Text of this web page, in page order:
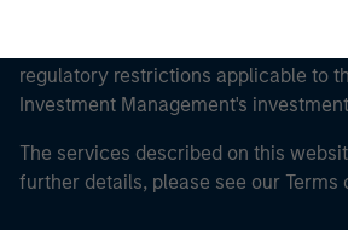
regulatory restrictions applicable to
Investment Management's
The services described on this
further details, please see our Terms